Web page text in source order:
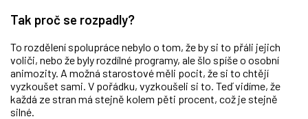
Tak proč se rozpadly?
To rozdělení spolupráce nebylo o tom, že by si to přáli jejich
voliči, nebo že byly rozdílné programy, ale šlo spíše o osobní
animozity. A možná starostové měli pocit, že si to chtějí
vyzkoušet sami. V pořádku, vyzkoušeli si to. Teď vidíme, že
každá ze stran má stejně kolem pěti procent, což je stejně
silné.